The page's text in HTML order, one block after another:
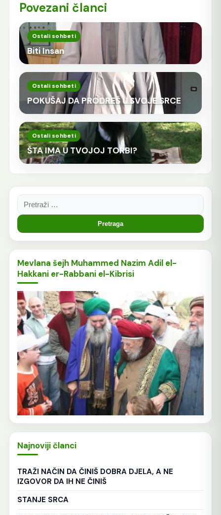
Povezani članci
Ostali sohbeti
Biti Insan
Ostali sohbeti
POKUŠAJ DA PRODREŠ U SVOJE SRCE
Ostali sohbeti
ŠTA IMA U TVOJOJ TORBI?
Pretraga:
Mevlana šejh Muhammed Nazim Adil el-
Hakkani er-Rabbani el-Kibrisi
Najnoviji članci
TRAŽI NAČIN DA ČINIŠ DOBRA DJELA, A NE
IZGOVOR DA IH NE ČINIŠ
STANJE SRCA